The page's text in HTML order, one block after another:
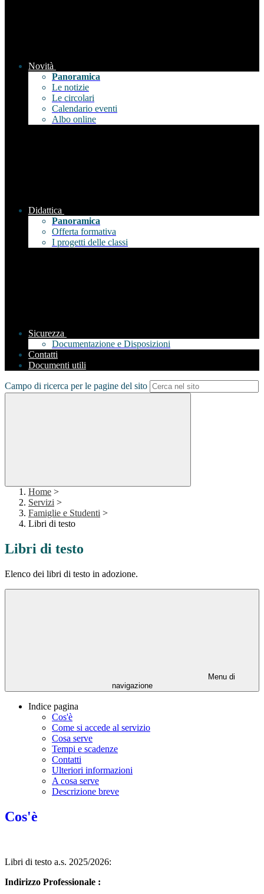
Novità
Panoramica
Le notizie
Le circolari
Calendario eventi
Albo online
Didattica
Panoramica
Offerta formativa
I progetti delle classi
Sicurezza
Documentazione e Disposizioni
Contatti
Documenti utili
Campo di ricerca per le pagine del sito
Home >
Servizi >
Famiglie e Studenti >
Libri di testo
Libri di testo
Elenco dei libri di testo in adozione.
Menu di
navigazione
Indice pagina
Cos'è
Come si accede al servizio
Cosa serve
Tempi e scadenze
Contatti
Ulteriori informazioni
A cosa serve
Descrizione breve
Cos'è
Libri di testo a.s. 2025/2026:
Indirizzo Professionale :